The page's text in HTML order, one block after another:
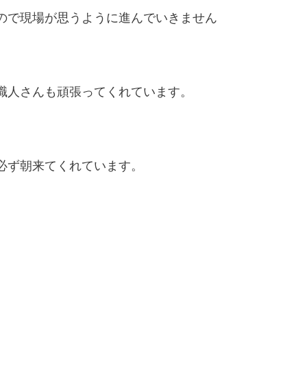
で現場が思うように進んでいきません
さんも頑張ってくれています。
朝来てくれています。